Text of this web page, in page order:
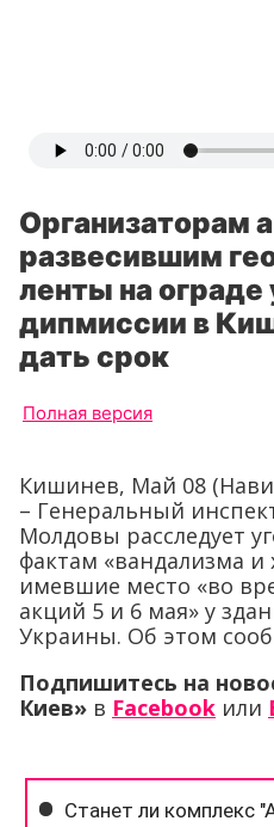
Организаторам
развесившим
ленты на ограде
дипмиссии в
дать срок
Полная версия
Кишинев, Май 08
– Генеральный
Молдовы расследует
фактам «вандализма и
имевшие место «во
акций 5 и 6 мая» у
Украины. Об этом
Подпишитесь на
Киев» в Facebook или